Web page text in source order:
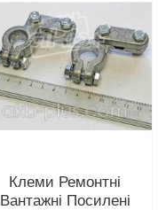
Клеми Ремонтні
Вантажні Посилені